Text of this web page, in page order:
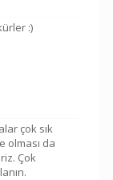
:)
çok sık
olması da
Çok